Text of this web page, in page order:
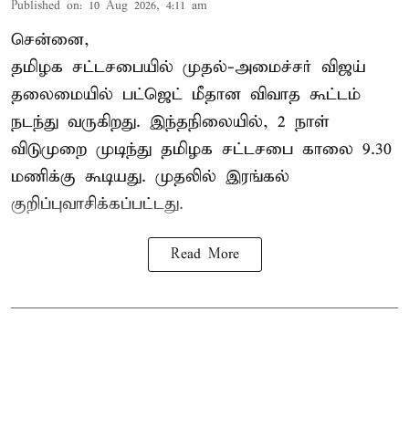
Published on: 10 Aug 2026, 4:11 am
சென்னை,
தமிழக சட்டசபையில் முதல்-அமைச்சர் விஜய்
தலைமையில் பட்ஜெட் மீதான விவாத கூட்டம்
நடந்து வருகிறது. இந்தநிலையில், 2 நாள்
விடுமுறை முடிந்து தமிழக சட்டசபை காலை 9.30
மணிக்கு கூடியது. முதலில் இரங்கல்
குறிப்புவாசிக்கப்பட்டது.
Read More